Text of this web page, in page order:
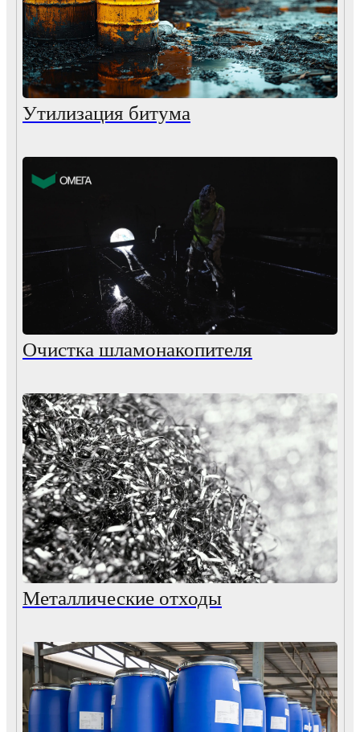
Утилизация битума
Очистка шламонакопителя
Металлические отходы